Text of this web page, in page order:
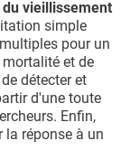
vieillissement
simple
pour un
et de
détecter et
d'une toute
Enfin,
la réponse à un